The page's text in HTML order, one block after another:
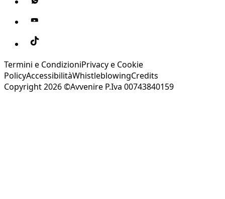
Termini e CondizioniPrivacy e Cookie
PolicyAccessibilitàWhistleblowingCredits
Copyright 2026 ©Avvenire P.Iva 00743840159